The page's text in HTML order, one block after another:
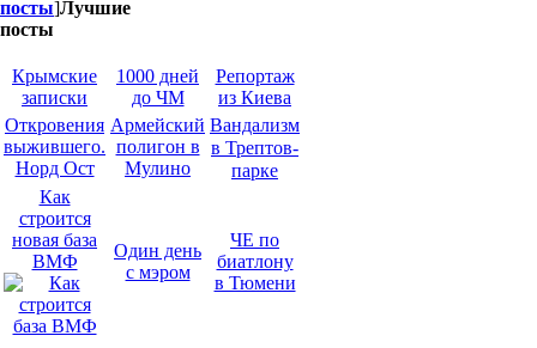
посты]Лучшие
посты
Крымские
записки
1000 дней
до ЧМ
Репортаж
из Киева
Откровения
выжившего.
Норд Ост
Армейский
полигон в
Мулино
Вандализм
в Трептов-
парке
Как
строится
новая база
ВМФ
Один день
с мэром
ЧЕ по
биатлону
в Тюмени